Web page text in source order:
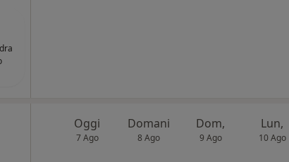
Oggi
7 Ago
Domani
8 Ago
Dom,
9 Ago
Lun,
10 Ago